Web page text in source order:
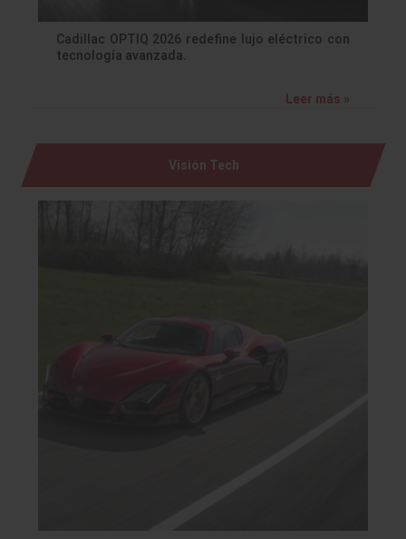
Cadillac OPTIQ 2026 redefine lujo eléctrico con
tecnología avanzada.
Leer más »
Visión Tech